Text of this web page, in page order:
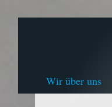
Wir über uns